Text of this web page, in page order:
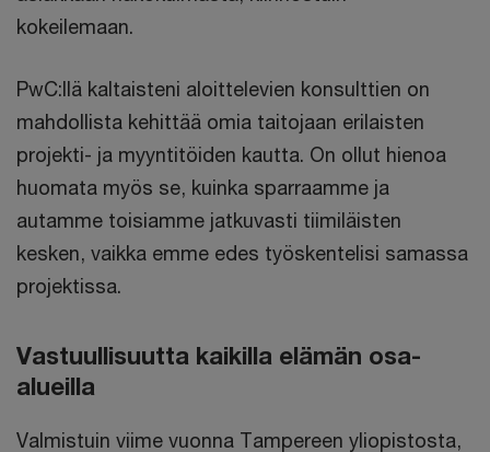
kokeilemaan.
PwC:llä kaltaisteni aloittelevien konsulttien on
mahdollista kehittää omia taitojaan erilaisten
projekti- ja myyntitöiden kautta. On ollut hienoa
huomata myös se, kuinka sparraamme ja
autamme toisiamme jatkuvasti tiimiläisten
kesken, vaikka emme edes työskentelisi samassa
projektissa.
Vastuullisuutta kaikilla elämän osa-
alueilla
Valmistuin viime vuonna Tampereen yliopistosta,